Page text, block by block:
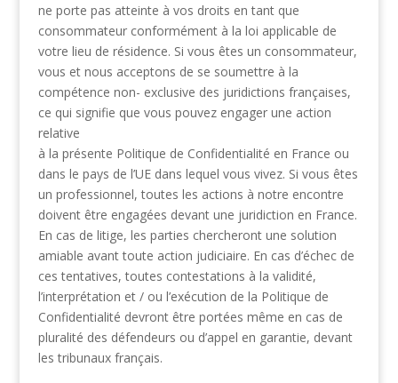
ne porte pas atteinte à vos droits en tant que
consommateur conformément à la loi applicable de
votre lieu de résidence. Si vous êtes un consommateur,
vous et nous acceptons de se soumettre à la
compétence non- exclusive des juridictions françaises,
ce qui signifie que vous pouvez engager une action
relative
à la présente Politique de Confidentialité en France ou
dans le pays de l’UE dans lequel vous vivez. Si vous êtes
un professionnel, toutes les actions à notre encontre
doivent être engagées devant une juridiction en France.
En cas de litige, les parties chercheront une solution
amiable avant toute action judiciaire. En cas d’échec de
ces tentatives, toutes contestations à la validité,
l’interprétation et / ou l’exécution de la Politique de
Confidentialité devront être portées même en cas de
pluralité des défendeurs ou d’appel en garantie, devant
les tribunaux français.